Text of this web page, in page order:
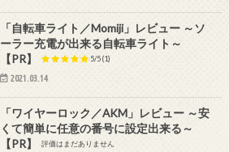
「自転車ライト／Momiji」レビュー ～ソ
ーラー充電が出来る自転車ライト～
【PR】
5/5 (1)
2021.03.14
「ワイヤーロック／AKM」レビュー ～安
くて簡単に任意の番号に設定出来る～
【PR】
評価はまだありません